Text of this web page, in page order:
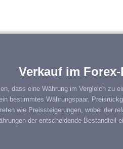
Verkauf im
dass eine Währung im Vergleich zu
bestimmtes Währungspaar.
wie Preissteigerungen, wobei der
der entscheidende Bestandteil